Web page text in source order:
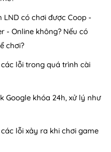
LND có chơi được Coop -
- Online không? Nếu có
chơi?
lỗi trong quá trình cài
Google khóa 24h, xử lý như
lỗi xảy ra khi chơi game